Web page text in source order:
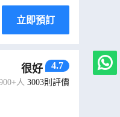
立即預訂
很好 4.7
人 3003則評價